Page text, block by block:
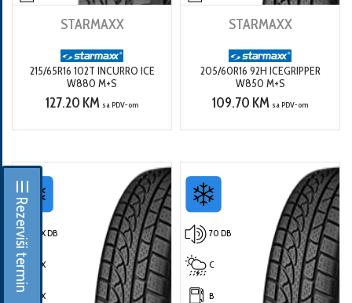
☰ Rezerviši termin
STARMAXX
215/65R16 102T INCURRO ICE
W880 M+S
127.20 KM sa PDV-om
STARMAXX
205/60R16 92H ICEGRIPPER
W850 M+S
109.70 KM sa PDV-om
X DB
X
X
70 DB
C
B